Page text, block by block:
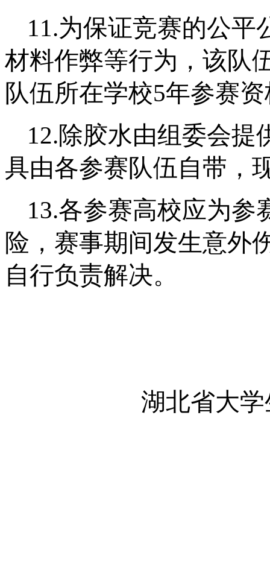
11.为保证竞赛的公平
材料作弊等行为，该队
队伍所在学校5年参赛
12.除胶水由组委会提
具由各参赛队伍自带，
13.各参赛高校应为参
险，赛事期间发生意外
自行负责解决。
湖北省大